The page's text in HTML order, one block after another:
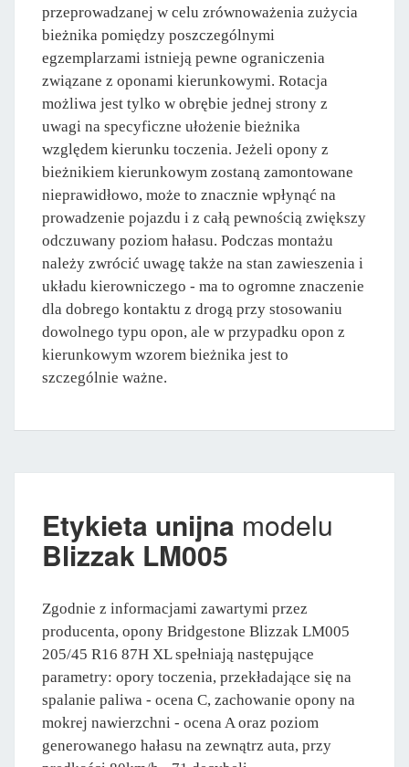
przeprowadzanej w celu zrównoważenia zużycia
bieżnika pomiędzy poszczególnymi
egzemplarzami istnieją pewne ograniczenia
związane z oponami kierunkowymi. Rotacja
możliwa jest tylko w obrębie jednej strony z
uwagi na specyficzne ułożenie bieżnika
względem kierunku toczenia. Jeżeli opony z
bieżnikiem kierunkowym zostaną zamontowane
nieprawidłowo, może to znacznie wpłynąć na
prowadzenie pojazdu i z całą pewnością zwiększy
odczuwany poziom hałasu. Podczas montażu
należy zwrócić uwagę także na stan zawieszenia i
układu kierowniczego - ma to ogromne znaczenie
dla dobrego kontaktu z drogą przy stosowaniu
dowolnego typu opon, ale w przypadku opon z
kierunkowym wzorem bieżnika jest to
szczególnie ważne.
Etykieta unijna modelu
Blizzak LM005
Zgodnie z informacjami zawartymi przez
producenta, opony Bridgestone Blizzak LM005
205/45 R16 87H XL spełniają następujące
parametry: opory toczenia, przekładające się na
spalanie paliwa - ocena C, zachowanie opony na
mokrej nawierzchni - ocena A oraz poziom
generowanego hałasu na zewnątrz auta, przy